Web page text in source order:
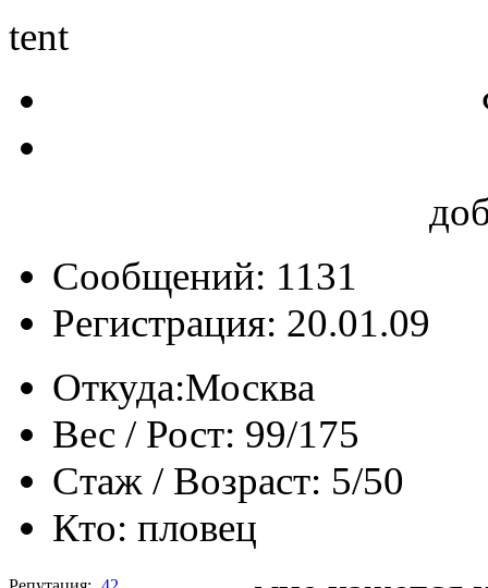
tent
Сообщений: 1131
Регистрация: 20.01.09
Откуда:Москва
Вес / Рост: 99/175
Стаж / Возраст: 5/50
Кто: пловец